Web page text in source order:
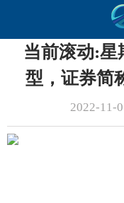
当前滚动:星
型，证券简
2022-11-